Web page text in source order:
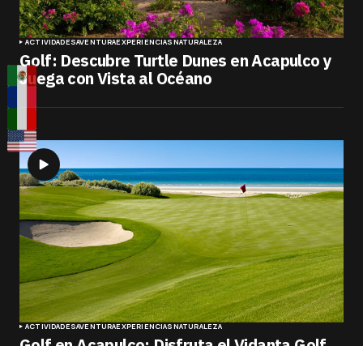
ACTIVIDADESAVENTURAEXPERIENCIASNATURALEZA
Golf: Descubre Turtle Dunes en Acapulco y
Juega con Vista al Océano
ACTIVIDADESAVENTURAEXPERIENCIASNATURALEZA